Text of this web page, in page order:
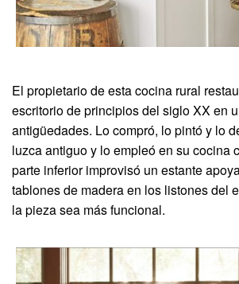
El propietario de esta cocina rural
escritorio de principios del siglo XX en
antigüedades. Lo compró, lo pintó y lo
luzca antiguo y lo empleó en su cocina
parte inferior improvisó un estante
tablones de madera en los listones del
la pieza sea más funcional.